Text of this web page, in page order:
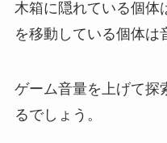
木箱に隠れている個体
を移動している個体は
ゲーム音量を上げて探
るでしょう。